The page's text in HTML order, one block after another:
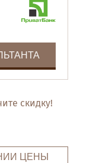
скидку!
ЦЕНЫ